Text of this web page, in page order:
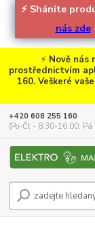
⚡ Sháníte
nás zde
⚡ Nově nás
prostřednictvím
160. Veškeré
+420 608 255 160
(Po-Čt - 8:30-16:00,